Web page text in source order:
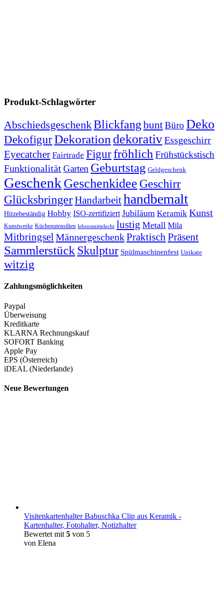
Produkt-Schlagwörter
AbschiedsgeschenkBlickfang buntBüro Deko
DekofigurDekoration dekorativEssgeschirr
Eyecatcher Fairtrade Figurfröhlich Frühstückstisch
FunktionalitätGarten Geburtstag Geldgeschenk
Geschenk Geschenkidee Geschirr
GlücksbringerHandarbeithandbemalt
Hitzebeständig Hobby ISO-zertifiziert Jubiläum Keramik Kunst
Kunstwerke Küchenutensilien lebensmittelecht lustig Metall Mila
MitbringselMännergeschenkPraktischPräsent
Sammlerstück Skulptur Spülmaschinenfest Unikate
witzig
Zahlungsmöglichkeiten
Paypal
Überweisung
Kreditkarte
KLARNA Rechnungskauf
SOFORT Banking
Apple Pay
EPS (Österreich)
iDEAL (Niederlande)
Neue Bewertungen
Visitenkartenhalter Babuschka Clip aus Keramik -
Kartenhalter, Fotohalter, Notizhalter
Bewertet mit 5 von 5
von Elena